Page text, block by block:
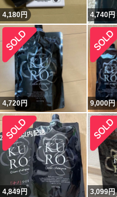
4,180円 4,740円
4,720円 9,000円
4,849円 3,099円